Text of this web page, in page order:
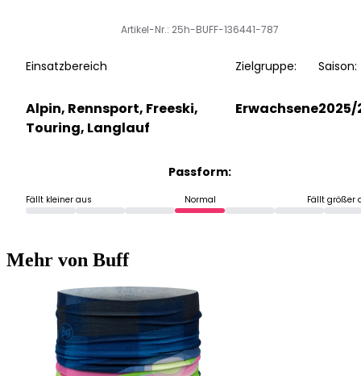
Artikel-Nr.: 25h-BUFF-136441-787
Einsatzbereich
Alpin, Rennsport, Freeski,
Touring, Langlauf
Zielgruppe:
Erwachsene
Saison:
2025/
Passform:
Fällt kleiner aus Normal Fällt größer
Mehr von Buff